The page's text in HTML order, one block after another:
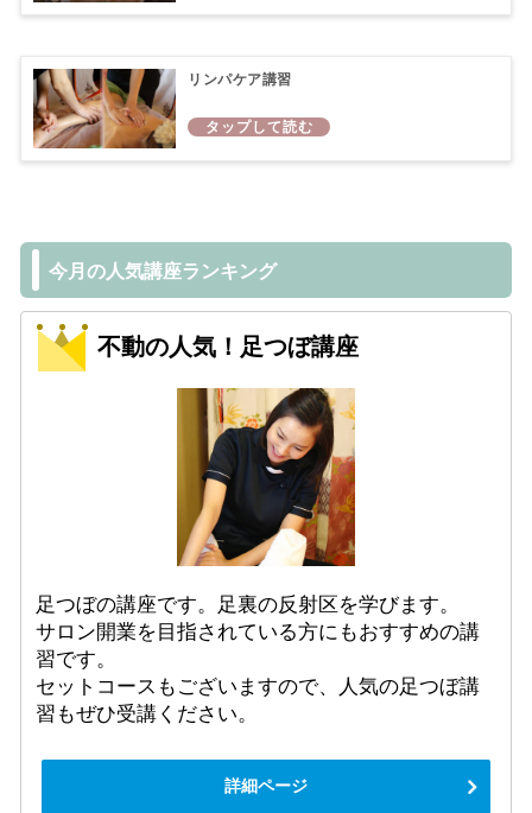
リンパケア講習
今月の人気講座ランキング
不動の人気！足つぼ講座
足つぼの講座です。足裏の反射区を学びます。
サロン開業を目指されている方にもおすすめの講
習です。
セットコースもございますので、人気の足つぼ講
習もぜひ受講ください。
詳細ページ